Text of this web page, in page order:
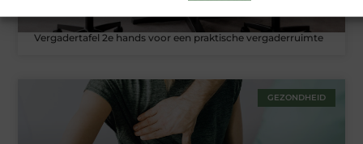
Vergadertafel 2e hands voor een praktische vergaderruimte
GEZONDHEID